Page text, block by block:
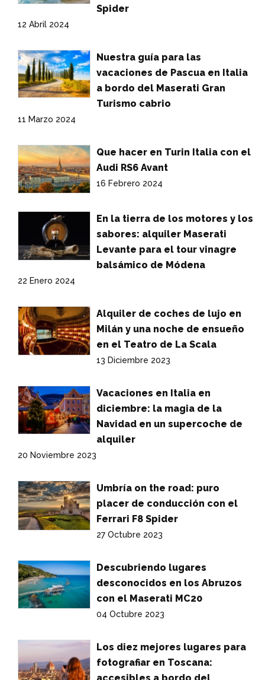
Spider
12 Abril 2024
Nuestra guía para las
vacaciones de Pascua en Italia
a bordo del Maserati Gran
Turismo cabrio
11 Marzo 2024
Que hacer en Turin Italia con el
Audi RS6 Avant
16 Febrero 2024
En la tierra de los motores y los
sabores: alquiler Maserati
Levante para el tour vinagre
balsámico de Módena
22 Enero 2024
Alquiler de coches de lujo en
Milán y una noche de ensueño
en el Teatro de La Scala
13 Diciembre 2023
Vacaciones en Italia en
diciembre: la magia de la
Navidad en un supercoche de
alquiler
20 Noviembre 2023
Umbría on the road: puro
placer de conducción con el
Ferrari F8 Spider
27 Octubre 2023
Descubriendo lugares
desconocidos en los Abruzos
con el Maserati MC20
04 Octubre 2023
Los diez mejores lugares para
fotografiar en Toscana: